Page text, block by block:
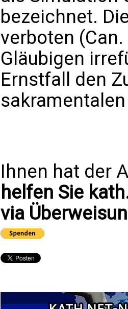
bezeichnet.
verboten
Gläubigen
Ernstfall den
Ihnen hat der
helfen Sie
via